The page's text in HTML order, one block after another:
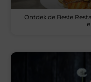
Ontdek de Beste